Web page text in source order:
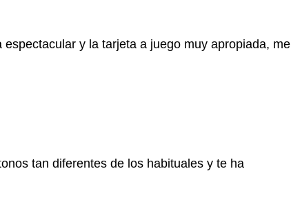
y la tarjeta a juego muy apropiada, me
tan diferentes de los habituales y te ha